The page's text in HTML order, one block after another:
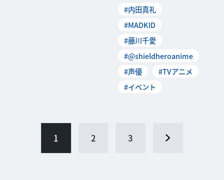
#内田真礼
#MADKID
#藤川千愛
#@shieldheroanime
#声優
#TVアニメ
#イベント
1 2 3